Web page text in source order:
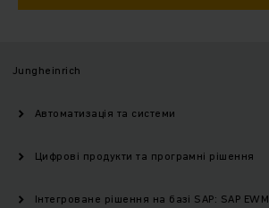
Jungheinrich
Автоматизація та системи
Цифрові продукти та програмні рішення
Інтегроване рішення на базі SAP: SAP EWM